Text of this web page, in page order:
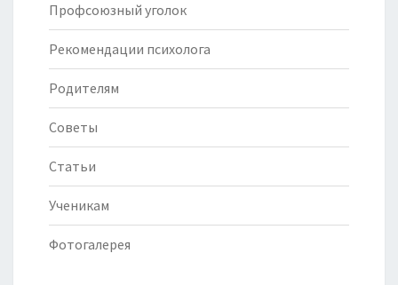
Профсоюзный уголок
Рекомендации психолога
Родителям
Советы
Статьи
Ученикам
Фотогалерея